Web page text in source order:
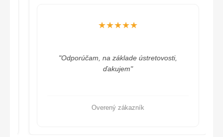
★★★★★
"Odporúčam, na základe ústretovosti,
ďakujem"
Overený zákazník